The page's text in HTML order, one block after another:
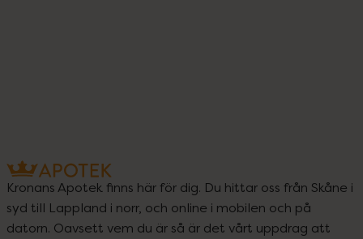
Kronans Apotek finns här för dig. Du hittar oss från Skåne i
syd till Lappland i norr, och online i mobilen och på
datorn. Oavsett vem du är så är det vårt uppdrag att